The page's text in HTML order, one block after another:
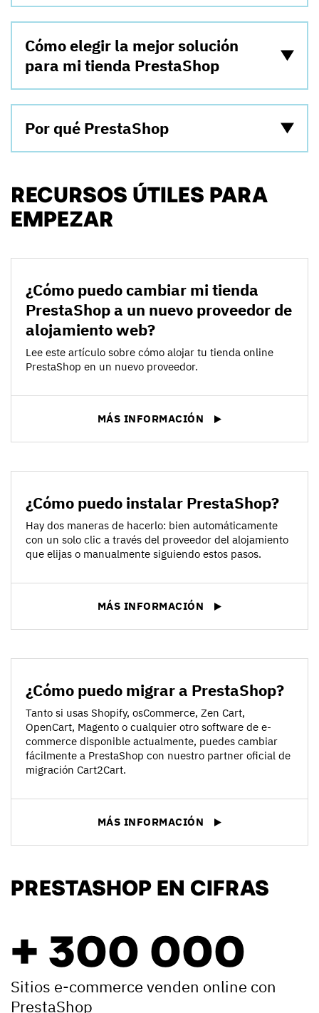
Cómo elegir la mejor solución
para mi tienda PrestaShop
Por qué PrestaShop
RECURSOS ÚTILES PARA
EMPEZAR
¿Cómo puedo cambiar mi tienda
PrestaShop a un nuevo proveedor de
alojamiento web?
Lee este artículo sobre cómo alojar tu tienda online
PrestaShop en un nuevo proveedor.
MÁS INFORMACIÓN
¿Cómo puedo instalar PrestaShop?
Hay dos maneras de hacerlo: bien automáticamente
con un solo clic a través del proveedor del alojamiento
que elijas o manualmente siguiendo estos pasos.
MÁS INFORMACIÓN
¿Cómo puedo migrar a PrestaShop?
Tanto si usas Shopify, osCommerce, Zen Cart,
OpenCart, Magento o cualquier otro software de e-
commerce disponible actualmente, puedes cambiar
fácilmente a PrestaShop con nuestro partner oficial de
migración Cart2Cart.
MÁS INFORMACIÓN
PRESTASHOP EN CIFRAS
+ 300 000
Sitios e-commerce venden online con
PrestaShop